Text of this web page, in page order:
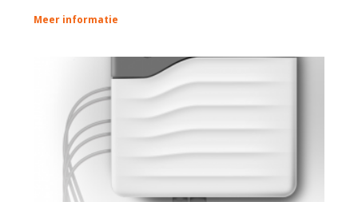
Meer informatie